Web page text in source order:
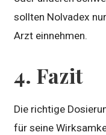
sollten Nolvadex
Arzt einnehmen.
4. Fazit
Die richtige
für seine